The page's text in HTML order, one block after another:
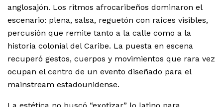
anglosajón. Los ritmos afrocaribeños dominaron el
escenario: plena, salsa, reguetón con raíces visibles,
percusión que remite tanto a la calle como a la
historia colonial del Caribe. La puesta en escena
recuperó gestos, cuerpos y movimientos que rara vez
ocupan el centro de un evento diseñado para el
mainstream estadounidense.
La estética no buscó “exotizar” lo latino para